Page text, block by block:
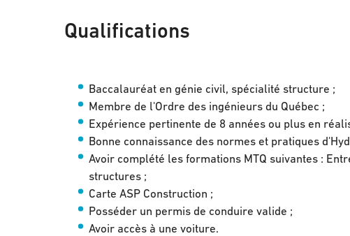
Qualifications
Baccalauréat en génie civil, spécialité structure ;
Membre de l'Ordre des ingénieurs du Québec ;
Expérience pertinente de 8 années ou plus en
Bonne connaissance des normes et pratiques
Avoir complété les formations MTQ suivantes :
structures ;
Carte ASP Construction ;
Posséder un permis de conduire valide ;
Avoir accès à une voiture.